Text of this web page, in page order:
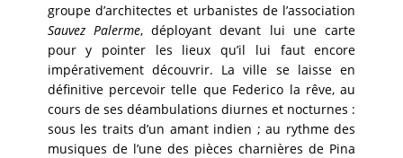
groupe d’architectes et urbanistes de l’association
Sauvez Palerme, déployant devant lui une carte
pour y pointer les lieux qu’il lui faut encore
impérativement découvrir. La ville se laisse en
définitive percevoir telle que Federico la rêve, au
cours de ses déambulations diurnes et nocturnes :
sous les traits d’un amant indien ; au rythme des
musiques de l’une des pièces charnières de Pina